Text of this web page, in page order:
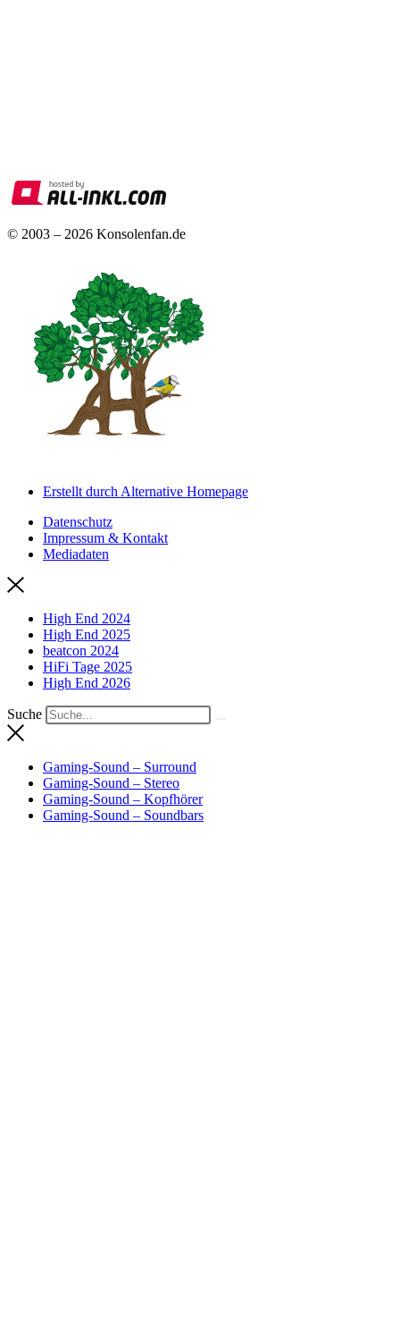
© 2003 – 2026 Konsolenfan.de
Erstellt durch Alternative Homepage
Datenschutz
Impressum & Kontakt
Mediadaten
High End 2024
High End 2025
beatcon 2024
HiFi Tage 2025
High End 2026
Suche
Gaming-Sound – Surround
Gaming-Sound – Stereo
Gaming-Sound – Kopfhörer
Gaming-Sound – Soundbars